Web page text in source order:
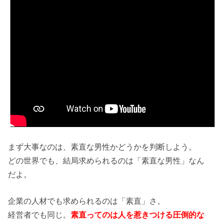
まず大事なのは、素直な男性かどうかを判断しよう。
どの世界でも、結局求められるのは「素直な男性」なん
だよ。
企業の人材でも求められるのは「素直」さ。
経営者でも同じ。素直ってのは人を惹きつける圧倒的な